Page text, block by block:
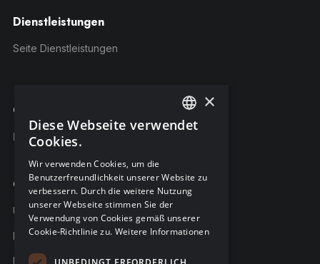
Dienstleistungen
Seite Dienstleistungen
C-Risk-Education
Kursangebot
Company
Über C-Risk
Karriere
Partner
ENGLISH
GERMAN
×
Diese Webseite verwendet
Cookies.
Wir verwenden Cookies, um die
Benutzerfreundlichkeit unserer Website zu
verbessern. Durch die weitere Nutzung
unserer Webseite stimmen Sie der
Verwendung von Cookies gemäß unserer
Cookie-Richtlinie zu. Weitere Informationen